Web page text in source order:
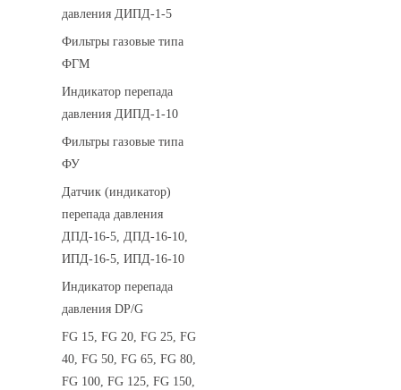
давления ДИПД-1-5
Фильтры газовые типа
ФГМ
Индикатор перепада
давления ДИПД-1-10
Фильтры газовые типа
ФУ
Датчик (индикатор)
перепада давления
ДПД-16-5, ДПД-16-10,
ИПД-16-5, ИПД-16-10
Индикатор перепада
давления DP/G
FG 15, FG 20, FG 25, FG
40, FG 50, FG 65, FG 80,
FG 100, FG 125, FG 150,